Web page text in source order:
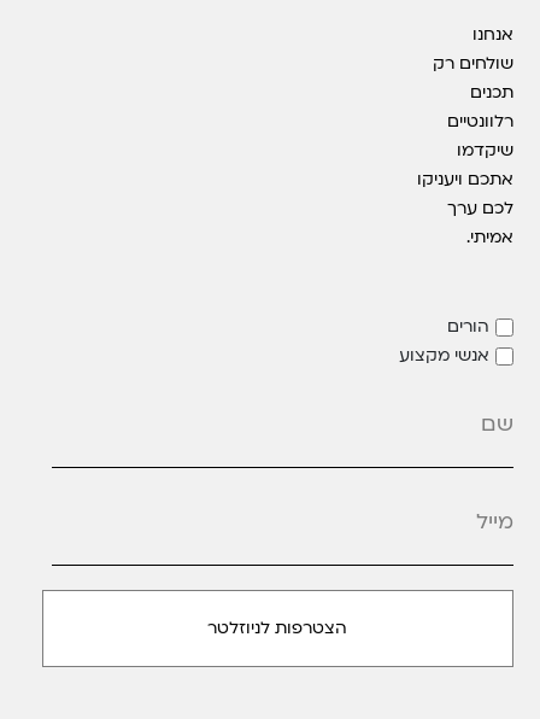
אנחנו
שולחים רק
תכנים
רלוונטיים
שיקדמו
אתכם ויעניקו
לכם ערך
אמיתי.
הורים
אנשי מקצוע